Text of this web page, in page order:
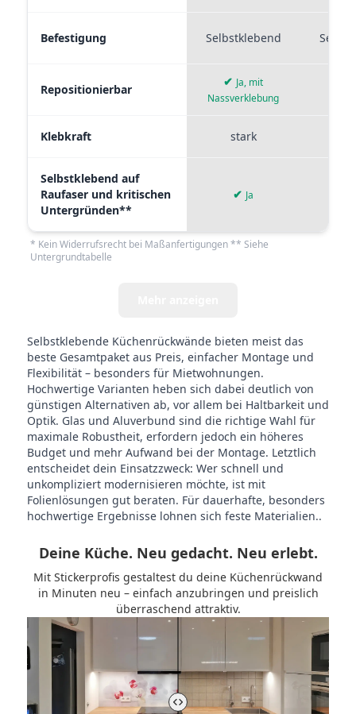
Befestigung Selbstklebend
Repositionierbar
✔ Ja, mit
Nassverklebung
Klebkraft stark
Selbstklebend auf
Raufaser und kritischen
Untergründen**
✔ Ja
* Kein Widerrufsrecht bei Maßanfertigungen ** Siehe
Untergrundtabelle
Selbstklebende Küchenrückwände bieten meist das
beste Gesamtpaket aus Preis, einfacher Montage und
Flexibilität – besonders für Mietwohnungen.
Hochwertige Varianten heben sich dabei deutlich von
günstigen Alternativen ab, vor allem bei Haltbarkeit und
Optik. Glas und Aluverbund sind die richtige Wahl für
maximale Robustheit, erfordern jedoch ein höheres
Budget und mehr Aufwand bei der Montage. Letztlich
entscheidet dein Einsatzzweck: Wer schnell und
unkompliziert modernisieren möchte, ist mit
Folienlösungen gut beraten. Für dauerhafte, besonders
hochwertige Ergebnisse lohnen sich feste Materialien..
Deine Küche. Neu gedacht. Neu erlebt.
Mit Stickerprofis gestaltest du deine Küchenrückwand
in Minuten neu – einfach anzubringen und preislich
überraschend attraktiv.